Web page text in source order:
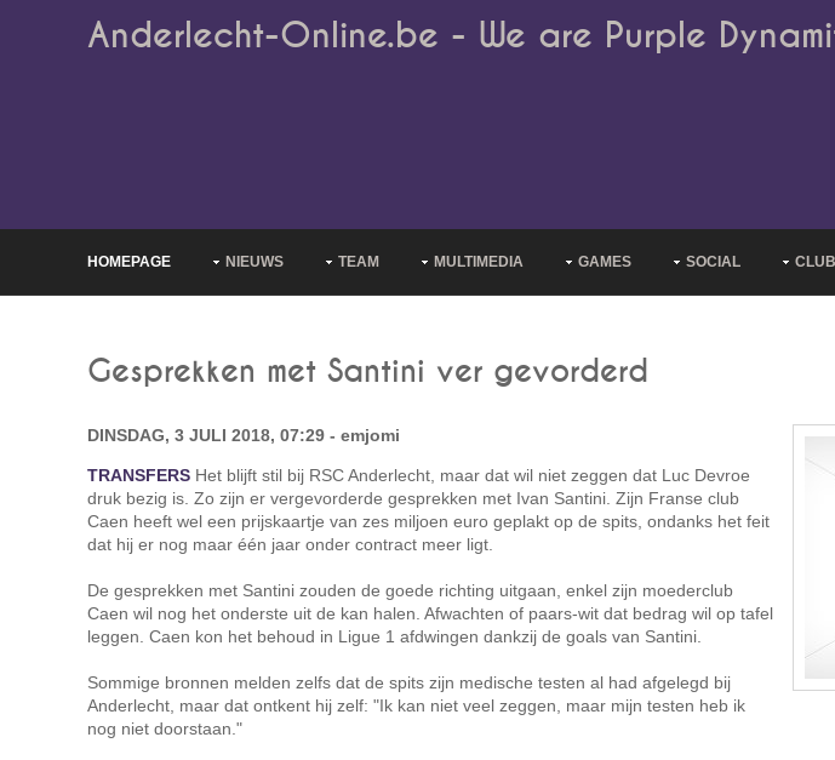
Anderlecht-Online.be - We are Purple
HOMEPAGE NIEUWS TEAM MULTIMEDIA GAMES SOCIAL CLUB
Gesprekken met Santini ver gevorderd
DINSDAG, 3 JULI 2018, 07:29 - emjomi
TRANSFERS Het blijft stil bij RSC Anderlecht, maar dat wil niet zeggen dat Luc Devroe
druk bezig is. Zo zijn er vergevorderde gesprekken met Ivan Santini. Zijn Franse club
Caen heeft wel een prijskaartje van zes miljoen euro geplakt op de spits, ondanks het feit
dat hij er nog maar één jaar onder contract meer ligt.
De gesprekken met Santini zouden de goede richting uitgaan, enkel zijn moederclub
Caen wil nog het onderste uit de kan halen. Afwachten of paars-wit dat bedrag wil op tafel
leggen. Caen kon het behoud in Ligue 1 afdwingen dankzij de goals van Santini.
Sommige bronnen melden zelfs dat de spits zijn medische testen al had afgelegd bij
Anderlecht, maar dat ontkent hij zelf: "Ik kan niet veel zeggen, maar mijn testen heb ik
nog niet doorstaan."